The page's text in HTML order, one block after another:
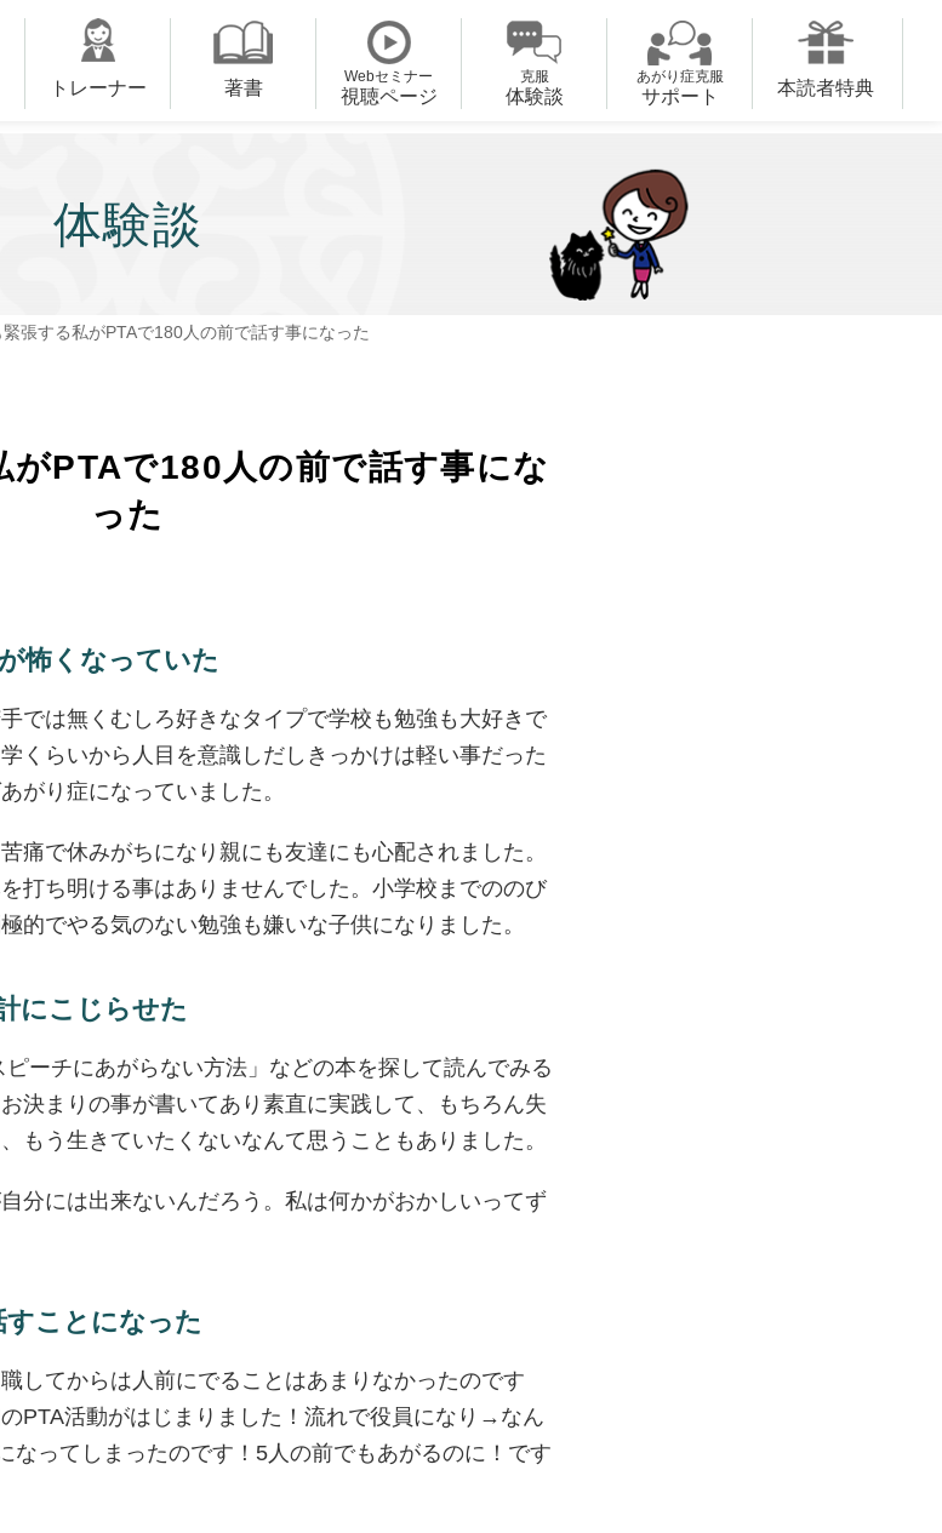
トレーナー 著書
Webセミナー
視聴ページ
克服
体験談
あがり症克服
サポート 本読者特典
体験談
張する私がPTAで180人の前で話す事になった
がPTAで180人の前で話す事にな
った
怖くなっていた
では無くむしろ好きなタイプで学校も勉強も大好きで
くらいから人目を意識しだしきっかけは軽い事だった
がり症になっていました。
痛で休みがちになり親にも友達にも心配されました。
打ち明ける事はありませんでした。小学校までののび
的でやる気のない勉強も嫌いな子供になりました。
にこじらせた
ーチにあがらない方法」などの本を探して読んでみる
決まりの事が書いてあり素直に実践して、もちろん失
もう生きていたくないなんて思うこともありました。
分には出来ないんだろう。私は何かがおかしいってず
すことになった
してからは人前にでることはあまりなかったのです
PTA活動がはじまりました！流れで役員になり→なん
なってしまったのです！5人の前でもあがるのに！です